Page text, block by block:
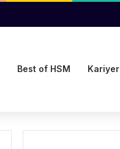
Best of HSM Kariyer